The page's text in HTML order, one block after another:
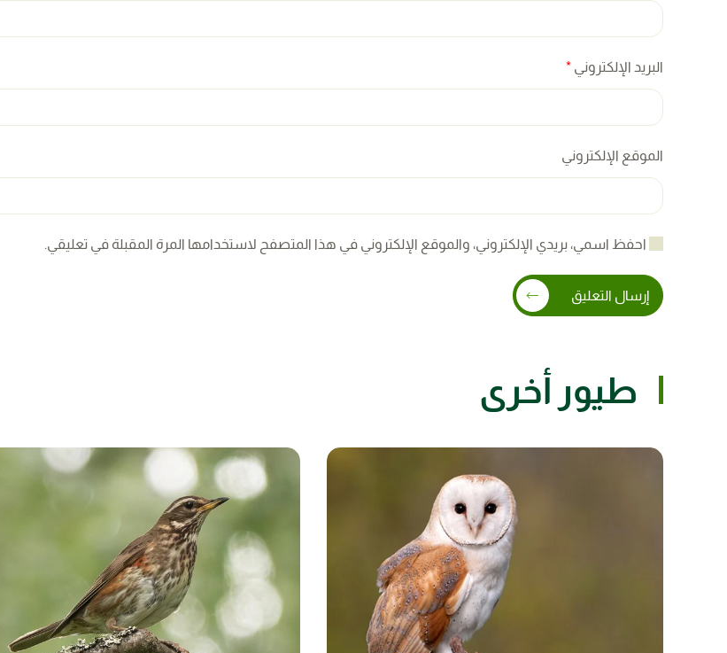
البريد الإلكتروني *
الموقع الإلكتروني
احفظ اسمي، بريدي الإلكتروني، والموقع الإلكتروني في هذا المتصفح لاستخدامها المرة المقبلة في تعليقي.
إرسال التعليق
طيور أخرى